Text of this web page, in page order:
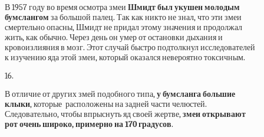
В 1957 году во время осмотра змеи Шмидт был укушен молодым
бумслангом за большой палец. Так как никто не знал, что эти змеи
смертельно опасны, Шмидт не придал этому значения и продолжал
жить, как обычно. Через день он умер от остановки дыхания и
кровоизлияния в мозг. Этот случай быстро подтолкнул исследователей
к изучению яда этой змеи, который оказался невероятно токсичным.
16.
В отличие от других змей подобного типа,у бумсланга большие
клыки, которые расположены на задней части челюстей.
Следовательно, чтобы впрыснуть яд своей жертве,змеи открывают
рот очень широко, примерно на 170 градусов.